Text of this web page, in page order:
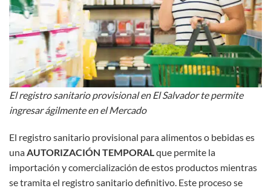
El registro sanitario provisional en El Salvador te permite
ingresar ágilmente en el Mercado
El registro sanitario provisional para alimentos o bebidas es
unaAUTORIZACIÓN TEMPORALque permite la
importación y comercialización de estos productos mientras
se tramita el registro sanitario definitivo. Este proceso se